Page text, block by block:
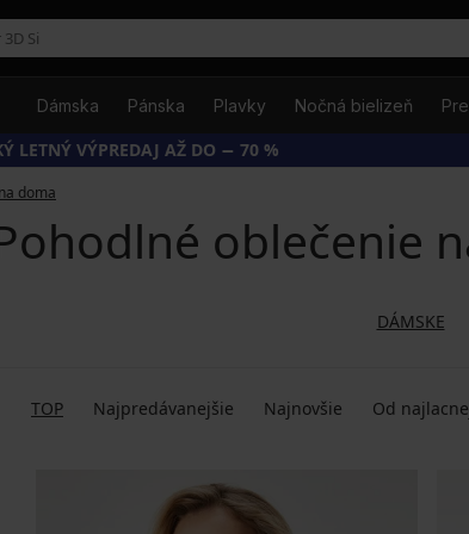
Dámska Pánska Plavky Nočná bielizeň
LETNÝ VÝPREDAJ AŽ DO − 70 %
doma
oblečenie
DÁMSKE
TOP Najpredávanejšie Najnovšie Od